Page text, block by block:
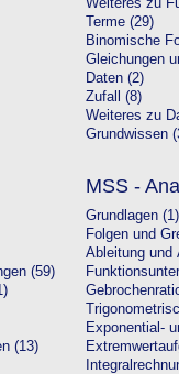
Weiteres zu
Terme (29)
Binomische
Gleichungen
Daten (2)
Zufall (8)
Weiteres zu
Grundwissen
(59)
(13)
MSS -
Grundlagen (1)
Folgen und
Ableitung und
Exponential-